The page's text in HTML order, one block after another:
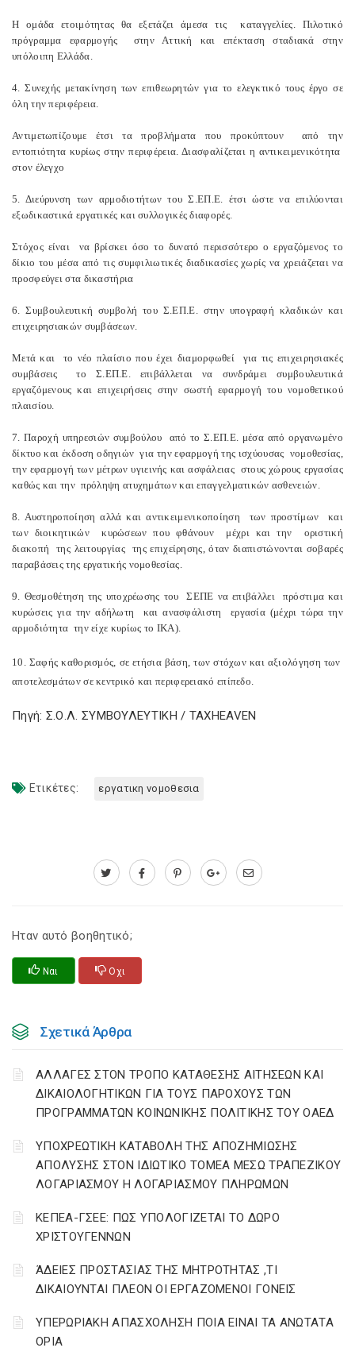
Η ομάδα ετοιμότητας θα εξετάζει άμεσα τις καταγγελίες. Πιλοτικό
πρόγραμμα εφαρμογής στην Αττική και επέκταση σταδιακά στην
υπόλοιπη Ελλάδα.
4. Συνεχής μετακίνηση των επιθεωρητών για το ελεγκτικό τους έργο σε
όλη την περιφέρεια.
Αντιμετωπίζουμε έτσι τα προβλήματα που προκύπτουν από την
εντοπιότητα κυρίως στην περιφέρεια. Διασφαλίζεται η αντικειμενικότητα
στον έλεγχο
5. Διεύρυνση των αρμοδιοτήτων του Σ.ΕΠ.Ε. έτσι ώστε να επιλύονται
εξωδικαστικά εργατικές και συλλογικές διαφορές.
Στόχος είναι να βρίσκει όσο το δυνατό περισσότερο ο εργαζόμενος το
δίκιο του μέσα από τις συμφιλιωτικές διαδικασίες χωρίς να χρειάζεται να
προσφεύγει στα δικαστήρια
6. Συμβουλευτική συμβολή του Σ.ΕΠ.Ε. στην υπογραφή κλαδικών και
επιχειρησιακών συμβάσεων.
Μετά και το νέο πλαίσιο που έχει διαμορφωθεί για τις επιχειρησιακές
συμβάσεις το Σ.ΕΠ.Ε. επιβάλλεται να συνδράμει συμβουλευτικά
εργαζόμενους και επιχειρήσεις στην σωστή εφαρμογή του νομοθετικού
πλαισίου.
7. Παροχή υπηρεσιών συμβούλου από το Σ.ΕΠ.Ε. μέσα από οργανωμένο
δίκτυο και έκδοση οδηγιών για την εφαρμογή της ισχύουσας νομοθεσίας,
την εφαρμογή των μέτρων υγιεινής και ασφάλειας στους χώρους εργασίας
καθώς και την πρόληψη ατυχημάτων και επαγγελματικών ασθενειών.
8. Αυστηροποίηση αλλά και αντικειμενικοποίηση των προστίμων και
των διοικητικών κυρώσεων που φθάνουν μέχρι και την οριστική
διακοπή της λειτουργίας της επιχείρησης, όταν διαπιστώνονται σοβαρές
παραβάσεις της εργατικής νομοθεσίας.
9. Θεσμοθέτηση της υποχρέωσης του ΣΕΠΕ να επιβάλλει πρόστιμα και
κυρώσεις για την αδήλωτη και ανασφάλιστη εργασία (μέχρι τώρα την
αρμοδιότητα την είχε κυρίως το ΙΚΑ).
10. Σαφής καθορισμός, σε ετήσια βάση, των στόχων και αξιολόγηση των
αποτελεσμάτων σε κεντρικό και περιφερειακό επίπεδο.
Πηγή: Σ.Ο.Λ. ΣΥΜΒΟΥΛΕΥΤΙΚΗ / TAXHEAVEN
Ετικέτες: εργατικη νομοθεσια
Ηταν αυτό βοηθητικό;
Ναι Οχι
Σχετικά Άρθρα
ΑΛΛΑΓΕΣ ΣΤΟΝ ΤΡΟΠΟ ΚΑΤΑΘΕΣΗΣ ΑΙΤΗΣΕΩΝ ΚΑΙ
ΔΙΚΑΙΟΛΟΓΗΤΙΚΩΝ ΓΙΑ ΤΟΥΣ ΠΑΡΟΧΟΥΣ ΤΩΝ
ΠΡΟΓΡΑΜΜΑΤΩΝ ΚΟΙΝΩΝΙΚΗΣ ΠΟΛΙΤΙΚΗΣ ΤΟΥ ΟΑΕΔ
YΠΟΧΡΕΩΤΙΚΗ ΚΑΤΑΒΟΛΗ ΤΗΣ ΑΠΟΖΗΜΙΩΣΗΣ
ΑΠΟΛΥΣΗΣ ΣΤΟΝ ΙΔΙΩΤΙΚΟ ΤΟΜΕΑ ΜΕΣΩ ΤΡΑΠΕΖΙΚΟΥ
ΛΟΓΑΡΙΑΣΜΟΥ Η ΛΟΓΑΡΙΑΣΜΟΥ ΠΛΗΡΩΜΩΝ
ΚΕΠΕΑ-ΓΣΕΕ: ΠΩΣ ΥΠΟΛΟΓΙΖΕΤΑΙ ΤΟ ΔΩΡΟ
ΧΡΙΣΤΟΥΓΕΝΝΩΝ
ΆΔΕΙΕΣ ΠΡΟΣΤΑΣΙΑΣ ΤΗΣ ΜΗΤΡΟΤΗΤΑΣ ,ΤΙ
ΔΙΚΑΙΟΥΝΤΑΙ ΠΛΕΟΝ ΟΙ ΕΡΓΑΖΟΜΕΝΟΙ ΓΟΝΕΙΣ
ΥΠΕΡΩΡΙΑΚΗ ΑΠΑΣΧΟΛΗΣΗ ΠΟΙΑ ΕΙΝΑΙ ΤΑ ΑΝΩΤΑΤΑ
ΟΡΙΑ